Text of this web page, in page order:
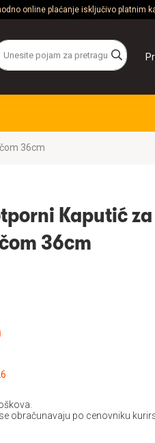
online plaćanje isključivo platnim
36cm
Kaputić
36cm
obračunavaju po cenovniku